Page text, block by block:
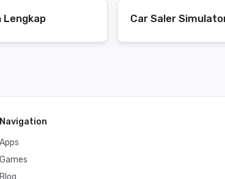
Lengkap Car Saler
Navigation
Apps
Games
Blog